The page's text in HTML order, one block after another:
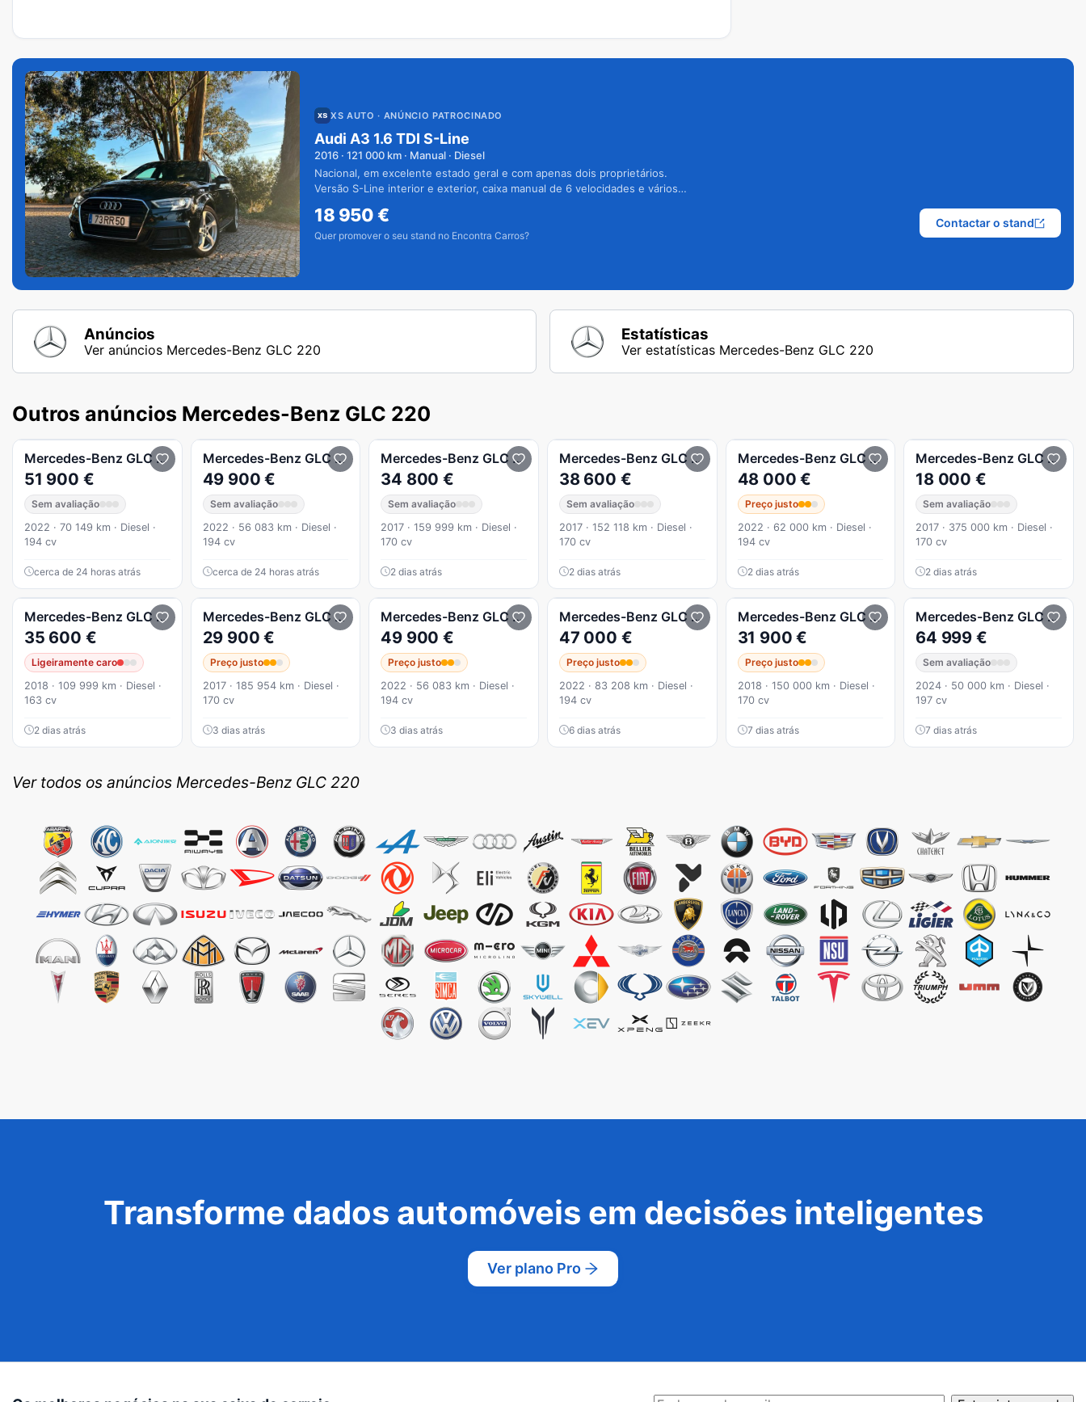
XS AUTO · ANÚNCIO PATROCINADO
Audi A3 1.6 TDI S-Line
2016 · 121 000 km · Manual · Diesel
Nacional, em excelente estado geral e com apenas dois proprietários.
Versão S-Line interior e exterior, caixa manual de 6 velocidades e vários
18 950€
Quer promover o seu stand no Encontra Carros?
Contactar o stand
Anúncios
Ver anúncios Mercedes-Benz GLC 220
Estatísticas
Ver estatísticas Mercedes-Benz GLC 220
Outros anúncios Mercedes-Benz GLC 220
Mercedes-Benz GLC 220 d Coupé 4Matic
51 900 €
Sem avaliação
2022 · 70 149 km · Diesel ·
194 cv
cerca de 24 horas atrás
Mercedes-Benz GLC 220 d 4Matic
49 900 €
Sem avaliação
2022 · 56 083 km · Diesel ·
194 cv
cerca de 24 horas atrás
Mercedes-Benz GLC 220 D 4 MATIC
34 800 €
Sem avaliação
2017 · 159 999 km · Diesel ·
170 cv
2 dias atrás
Mercedes-Benz GLC 220 220D Coupé AMG LINE 4-Matic
38 600 €
Sem avaliação
2017 · 152 118 km · Diesel ·
170 cv
2 dias atrás
Mercedes-Benz GLC 220 d Coupé 4Matic Edition
48 000 €
Preço justo
2022 · 62 000 km · Diesel ·
194 cv
2 dias atrás
Mercedes-Benz GLC 220
18 000 €
Sem avaliação
2017 · 375 000 km · Diesel ·
170 cv
2 dias atrás
Mercedes-Benz GLC 220 d 4Matic Edition
35 600 €
Ligeiramente caro
2018 · 109 999 km · Diesel ·
163 cv
2 dias atrás
Mercedes-Benz GLC 220 d 4Matic 9G-TRONIC AMG Line
29 900 €
Preço justo
2017 · 185 954 km · Diesel ·
170 cv
3 dias atrás
Mercedes-Benz GLC 220 d 4Matic
49 900 €
Preço justo
2022 · 56 083 km · Diesel ·
194 cv
3 dias atrás
Mercedes-Benz GLC 220 d 4Matic
47 000 €
Preço justo
2022 · 83 208 km · Diesel ·
194 cv
6 dias atrás
Mercedes-Benz GLC 220 d 4Matic 9G-TRONIC Edition 1
31 900 €
Preço justo
2018 · 150 000 km · Diesel ·
170 cv
7 dias atrás
Mercedes-Benz GLC 220
64 999 €
Sem avaliação
2024 · 50 000 km · Diesel ·
197 cv
7 dias atrás
Ver todos os anúncios Mercedes-Benz GLC 220
Transforme dados automóveis em decisões inteligentes
Ver plano Pro